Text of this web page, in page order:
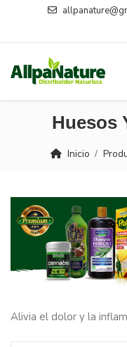
Huesos
Inicio
Alivia el dolor y la